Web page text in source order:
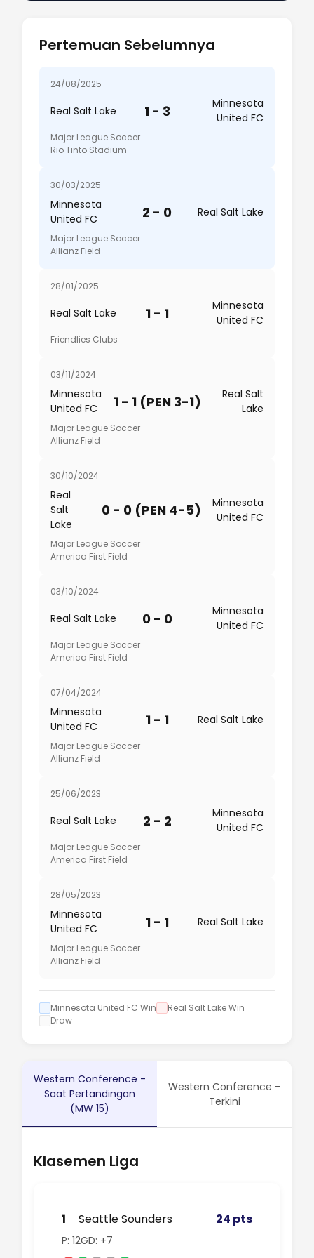
Pertemuan Sebelumnya
24/08/2025
Real Salt Lake 1 - 3
Minnesota
United FC
Major League Soccer
Rio Tinto Stadium
30/03/2025
Minnesota
United FC
2 - 0 Real Salt Lake
Major League Soccer
Allianz Field
28/01/2025
Real Salt Lake 1 - 1
Minnesota
United FC
Friendlies Clubs
03/11/2024
Minnesota
United FC
1 - 1 (PEN 3-1)
Real Salt
Lake
Major League Soccer
Allianz Field
30/10/2024
Real
Salt
Lake
0 - 0 (PEN 4-5)
Minnesota
United FC
Major League Soccer
America First Field
03/10/2024
Real Salt Lake 0 - 0
Minnesota
United FC
Major League Soccer
America First Field
07/04/2024
Minnesota
United FC
1 - 1 Real Salt Lake
Major League Soccer
Allianz Field
25/06/2023
Real Salt Lake 2 - 2
Minnesota
United FC
Major League Soccer
America First Field
28/05/2023
Minnesota
United FC
1 - 1 Real Salt Lake
Major League Soccer
Allianz Field
Minnesota United FC Win
Real Salt Lake Win
Draw
Western Conference -
Saat Pertandingan
(MW 15)
Western Conference -
Terkini
Klasemen Liga
1 Seattle Sounders 24 pts
P: 12GD: +7